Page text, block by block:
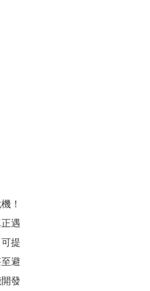
！
遇
提
避
發